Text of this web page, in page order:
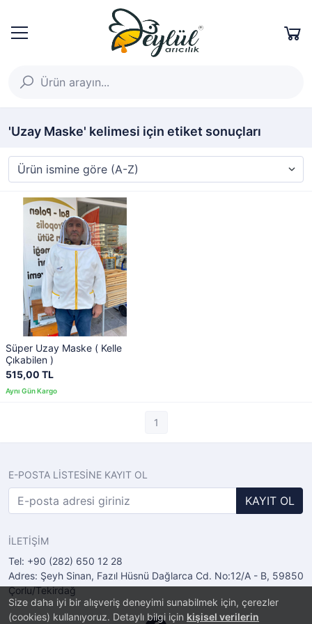
Size daha iyi bir alışveriş deneyimi sunabilmek için, çerezler
(cookies) kullanıyoruz. Detaylı bilgi için kişisel verilerin
'Uzay Maske' kelimesi için etiket sonuçları
Süper Uzay Maske ( Kelle
Çıkabilen )
515,00 TL
1
E-POSTA LİSTESİNE KAYIT OL
KAYIT OL
İLETİŞİM
Tel: +90 (282) 650 12 28
Adres: Şeyh Sinan, Fazıl Hüsnü Dağlarca Cd. No:12/A - B, 59850
Çorlu/Tekirdağ